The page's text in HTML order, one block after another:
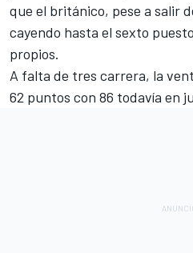
que el británico, pese a salir
cayendo hasta el sexto
propios.
A falta de tres carrera, la
62 puntos con 86 todavía en